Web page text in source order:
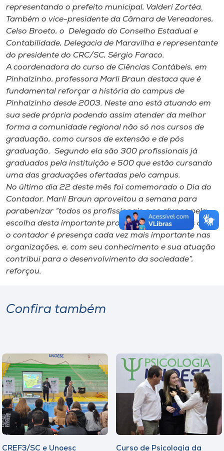
representando o prefeito municipal, Valderi Zortéa.
Também o vice-presidente da Câmara de Vereadores,
Celso Broeto, o Delegado do Conselho Estadual e
Contabilidade, Delegacia de Maravilha e representante
do presidente do CRC/SC, Sérgio Faraco.
A coordenadora do curso de Ciências Contábeis, em
Pinhalzinho, professora Marli Braun destaca que é
fundamental reforçar a história do campus de
Pinhalzinho desde 2003. Neste ano está atuando em
sua sede própria podendo assim atender da melhor
forma a comunidade regional não só nos cursos de
graduação, como cursos de extensão e de pós
graduação. Segundo ela são 300 profissionais já
graduados pela instituição e 500 que estão cursando
uma das graduações ofertadas pelo campus.
No último dia 22 deste mês foi comemorado o Dia do
Contador. Marli Braun aproveitou a semana para
parabenizar “todos os profissionais e os alunos pela
escolha desta importante profissão. Destacamos que
o contador é presença cada vez mais importante nas
organizações, e, com seu conhecimento e sua atuação
contribui para o desenvolvimento da sociedade”,
reforçou.
Confira também
CREF3/SC e Unoesc Curso de Psicologia da